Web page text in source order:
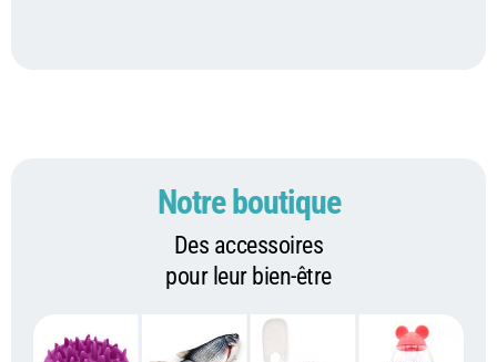
Notre boutique
Des accessoires
pour leur bien-être